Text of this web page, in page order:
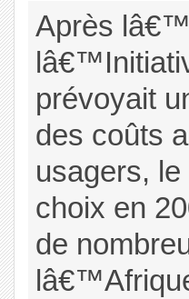
Après
prévoyait
des coûts
usagers,
choix en
de